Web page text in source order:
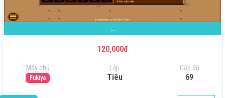
...
120,000đ
Máy chủ
Fukiya
Lớp
Tiêu
Cấp độ
69